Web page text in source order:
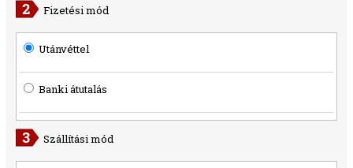
Fizetési mód
Utánvéttel
Banki átutalás
Szállítási mód